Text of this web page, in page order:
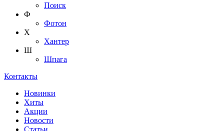
Поиск
Ф
Фотон
Х
Хантер
Ш
Шпага
Контакты
Новинки
Хиты
Акции
Новости
Статьи